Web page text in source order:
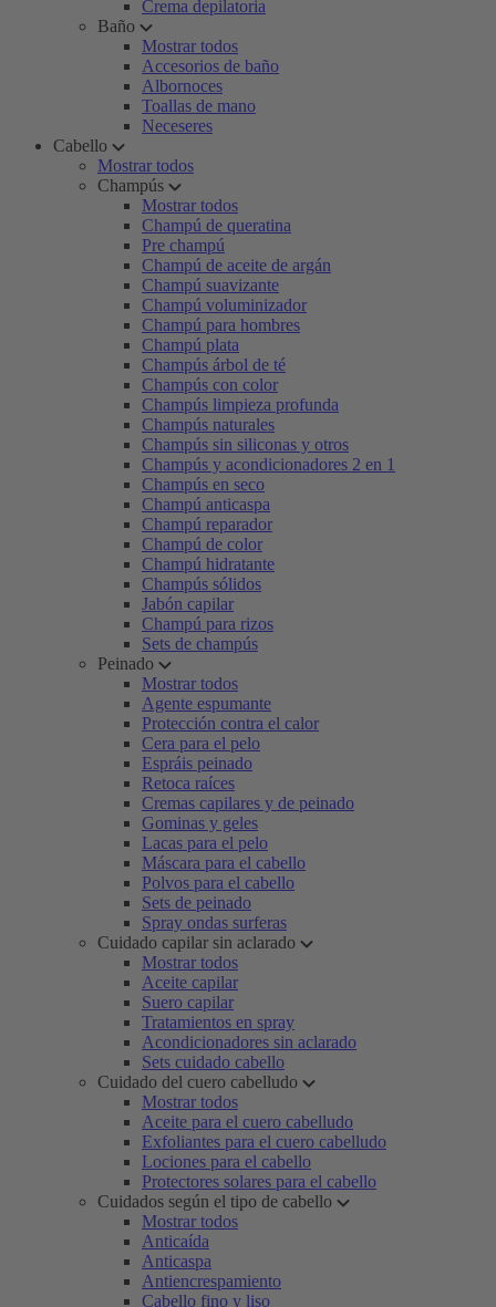
Crema depilatoria
Baño
Mostrar todos
Accesorios de baño
Albornoces
Toallas de mano
Neceseres
Cabello
Mostrar todos
Champús
Mostrar todos
Champú de queratina
Pre champú
Champú de aceite de argán
Champú suavizante
Champú voluminizador
Champú para hombres
Champú plata
Champús árbol de té
Champús con color
Champús limpieza profunda
Champús naturales
Champús sin siliconas y otros
Champús y acondicionadores 2 en 1
Champús en seco
Champú anticaspa
Champú reparador
Champú de color
Champú hidratante
Champús sólidos
Jabón capilar
Champú para rizos
Sets de champús
Peinado
Mostrar todos
Agente espumante
Protección contra el calor
Cera para el pelo
Espráis peinado
Retoca raíces
Cremas capilares y de peinado
Gominas y geles
Lacas para el pelo
Máscara para el cabello
Polvos para el cabello
Sets de peinado
Spray ondas surferas
Cuidado capilar sin aclarado
Mostrar todos
Aceite capilar
Suero capilar
Tratamientos en spray
Acondicionadores sin aclarado
Sets cuidado cabello
Cuidado del cuero cabelludo
Mostrar todos
Aceite para el cuero cabelludo
Exfoliantes para el cuero cabelludo
Lociones para el cabello
Protectores solares para el cabello
Cuidados según el tipo de cabello
Mostrar todos
Anticaída
Anticaspa
Antiencrespamiento
Cabello fino y liso